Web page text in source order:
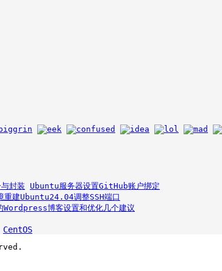
封装
Ubuntu服务器设置GitHub账户绑定
重建Ubuntu24.04调整SSH端口
Wordpress博客设置和优化几个建议
CentOS